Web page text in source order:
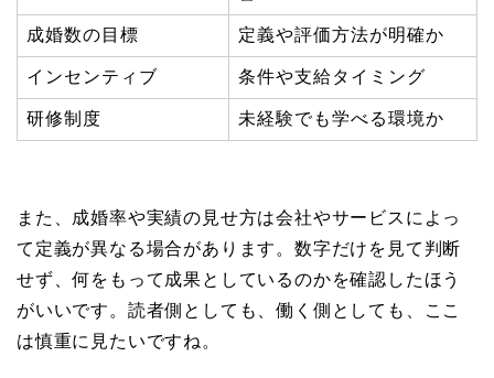
成婚数の目標 定義や評価方法が明確か
インセンティブ 条件や支給タイミング
研修制度 未経験でも学べる環境か
また、成婚率や実績の見せ方は会社やサービスによっ
て定義が異なる場合があります。数字だけを見て判断
せず、何をもって成果としているのかを確認したほう
がいいです。読者側としても、働く側としても、ここ
は慎重に見たいですね。